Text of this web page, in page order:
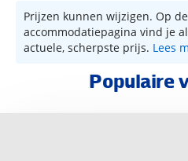
Prijzen kunnen wijzigen. Op de
accommodatiepagina vind je
actuele, scherpste prijs. Lees
Populaire